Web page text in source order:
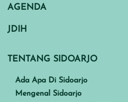
AGENDA
JDIH
TENTANG SIDOARJO
Ada Apa Di Sidoarjo
Mengenal Sidoarjo